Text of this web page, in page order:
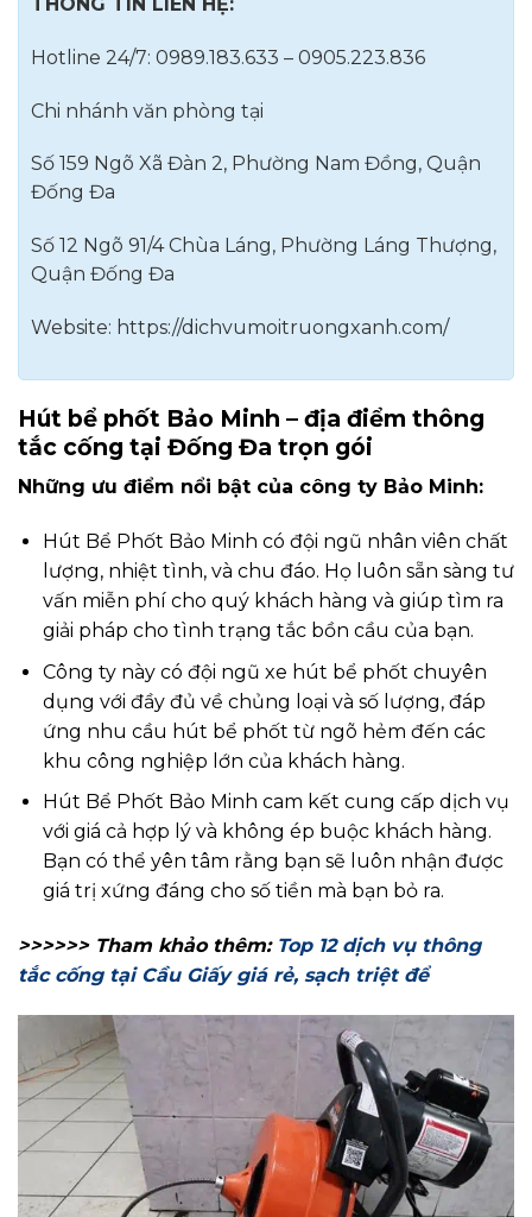
Hotline 24/7: 0989.183.633 – 0905.223.836
Chi nhánh văn phòng tại
Số 159 Ngõ Xã Đàn 2, Phường Nam Đồng, Quận
Đống Đa
Số 12 Ngõ 91/4 Chùa Láng, Phường Láng Thượng,
Quận Đống Đa
Website: https://dichvumoitruongxanh.com/
Hút bể phốt Bảo Minh – địa điểm thông
tắc cống tại Đống Đa trọn gói
Những ưu điểm nổi bật của công ty Bảo Minh:
Hút Bể Phốt Bảo Minh có đội ngũ nhân viên chất
lượng, nhiệt tình, và chu đáo. Họ luôn sẵn sàng tư
vấn miễn phí cho quý khách hàng và giúp tìm ra
giải pháp cho tình trạng tắc bồn cầu của bạn.
Công ty này có đội ngũ xe hút bể phốt chuyên
dụng với đầy đủ về chủng loại và số lượng, đáp
ứng nhu cầu hút bể phốt từ ngõ hẻm đến các
khu công nghiệp lớn của khách hàng.
Hút Bể Phốt Bảo Minh cam kết cung cấp dịch vụ
với giá cả hợp lý và không ép buộc khách hàng.
Bạn có thể yên tâm rằng bạn sẽ luôn nhận được
giá trị xứng đáng cho số tiền mà bạn bỏ ra.
>>>>>> Tham khảo thêm:Top 12 dịch vụ thông
tắc cống tại Cầu Giấy giá rẻ, sạch triệt để